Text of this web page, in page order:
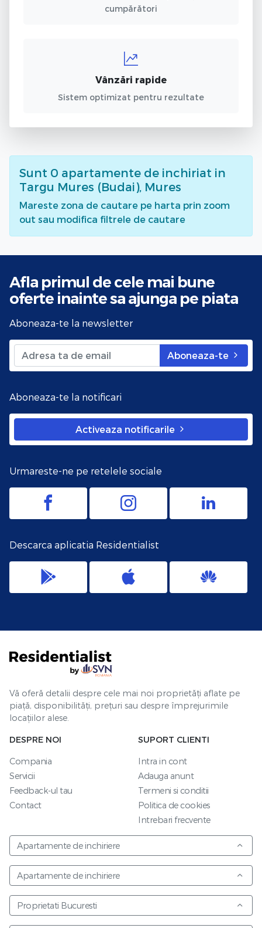
cumpărători
Vânzări rapide
Sistem optimizat pentru rezultate
Sunt 0 apartamente de inchiriat in
Targu Mures (Budai), Mures
Mareste zona de cautare pe harta prin zoom
out sau modifica filtrele de cautare
Afla primul de cele mai bune
oferte inainte sa ajunga pe piata
Aboneaza-te la newsletter
Aboneaza-te
Aboneaza-te la notificari
Activeaza notificarile
Urmareste-ne pe retelele sociale
Descarca aplicatia Residentialist
Vă oferă detalii despre cele mai noi proprietăți aflate pe
piață, disponibilități, prețuri sau despre împrejurimile
locațiilor alese.
DESPRE NOI
Compania
Servicii
Feedback-ul tau
Contact
SUPORT CLIENTI
Intra in cont
Adauga anunt
Termeni si conditii
Politica de cookies
Intrebari frecvente
Apartamente de inchiriere
Apartamente de inchiriere
Proprietati Bucuresti